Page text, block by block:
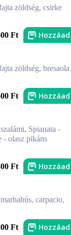
zöldség, csirke
Ft Hozzáad
zöldség, bresaola
Ft Hozzáad
Spianata -
- olasz pikáns
Ft Hozzáad
carpacio,
Ft Hozzáad